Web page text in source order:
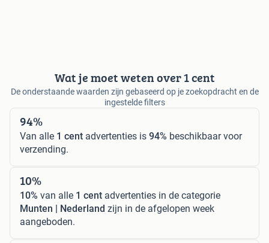
Wat je moet weten over 1 cent
De onderstaande waarden zijn gebaseerd op je zoekopdracht en de
ingestelde filters
94%
Van alle 1 cent advertenties is 94% beschikbaar voor
verzending.
10%
10% van alle 1 cent advertenties in de categorie
Munten | Nederland zijn in de afgelopen week
aangeboden.